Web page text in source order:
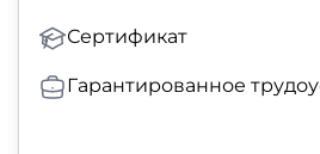
Сертификат
Гарантированное